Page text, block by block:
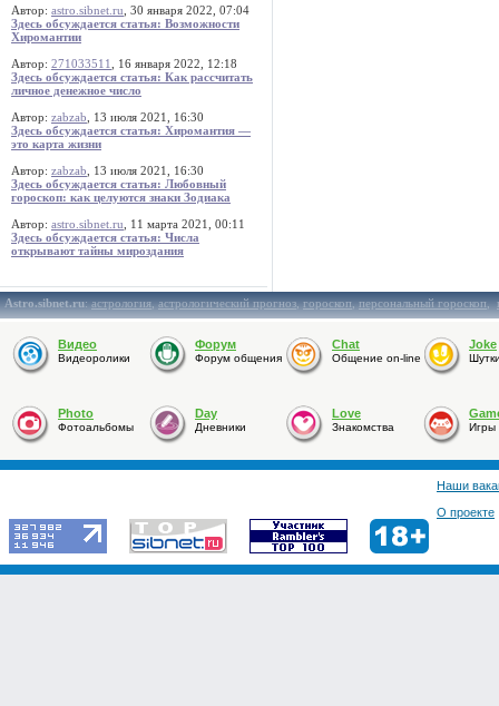
Автор: astro.sibnet.ru , 30 января 2022, 07:04
Здесь обсуждается статья: Возможности
Хиромантии
Автор: 271033511
, 16 января 2022, 12:18
Здесь обсуждается статья: Как рассчитать
личное денежное число
Автор: zabzab , 13 июля 2021, 16:30
Здесь обсуждается статья: Хиромантия —
это карта жизни
Автор: zabzab , 13 июля 2021, 16:30
Здесь обсуждается статья: Любовный
гороскоп: как целуются знаки Зодиака
Автор: astro.sibnet.ru , 11 марта 2021, 00:11
Здесь обсуждается статья: Числа
открывают тайны мироздания
Astro.sibnet.ru:астрология,астрологический прогноз,гороскоп,персональный гороскоп,
Видео
Видеоролики
Форум
Форум общения
Chat
Общение on-line
Joke
Photo
Фотоальбомы
Day
Дневники
Love
Знакомства Игры
Наши
О проекте